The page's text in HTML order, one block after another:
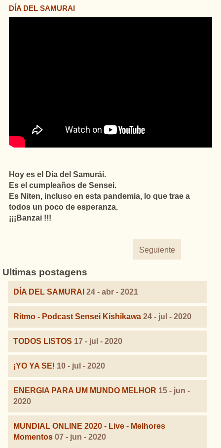
DÍA DEL SAMURAI
Hoy es el Día del Samurái.
Es el cumpleaños de Sensei.
Es Niten, incluso en esta pandemia, lo que trae a
todos un poco de esperanza.
¡¡¡Banzai !!!
Seguiente
Ultimas postagens
DÍA DEL SAMURAI 24 - abr - 2021
Ritmo - Podcast Sensei Kishikawa 24 - jul - 2020
TODOS LISTOS 17 - jul - 2020
¡YO YA SE! 10 - jul - 2020
ENERGIA PARA UM MUNDO MELHOR 15 - jun -
2020
MUNDIAL ONLINE 2020 - Live - Melhores
Momentos 07 - jun - 2020